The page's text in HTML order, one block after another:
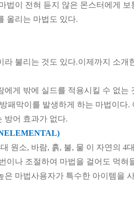
법이 전혀 듣지 않은 몬스터에게
올리는 마법도 있다.
라 불리는 것도 있다.이제까지 소
에게 밖에 실드를 적용시킬 수 없
패막이를 발생하게 하는 마법이다
방어 효과가 없다.
원소, 바람, 흙, 불, 물 이 자연의
이나 조절하여 마법을 걸어도 먹
은 마법사용자가 특수한 아이템을